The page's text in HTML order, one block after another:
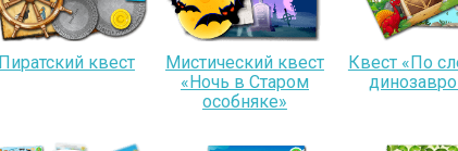
Пиратский квест
Мистический квест
«Ночь в Старом
особняке»
Квест «По